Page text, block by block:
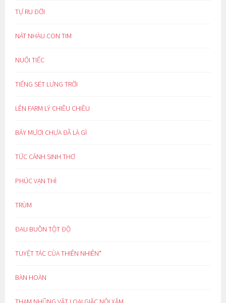
TỰ RU ĐỜI
NÁT NHÀU CON TIM
NUỐI TIẾC
TIẾNG SÉT LƯNG TRỜI
LÊN FARM LÝ CHIỀU CHIỀU
BẢY MƯƠI CHƯA ĐÃ LÀ GÌ
TỨC CẢNH SINH THƠ
PHÚC VẠN THÌ
TRÙM
ĐAU BUỒN TỘT ĐỘ
TUYỆT TÁC CỦA THIÊN NHIÊN*
BÀN HOÀN